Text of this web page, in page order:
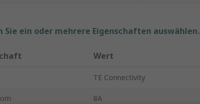
Sie ein oder mehrere Eigenschaften auswählen.
Wert
TE Connectivity
8A